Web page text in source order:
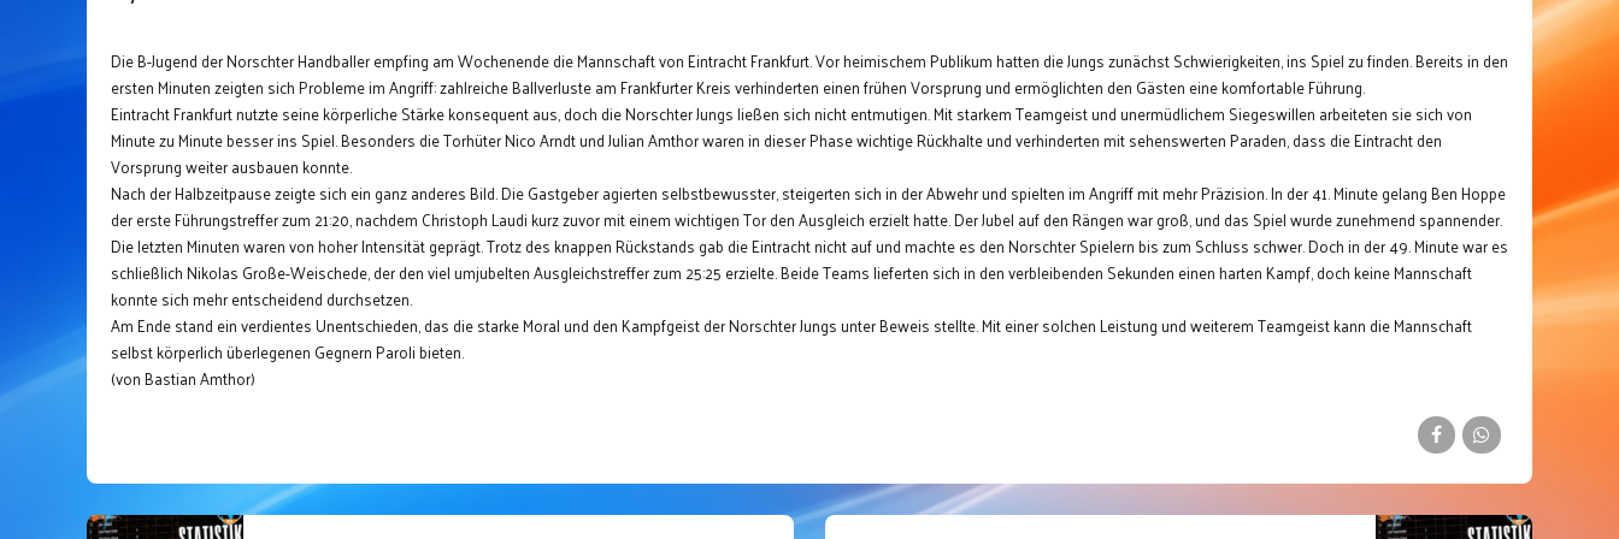
Die B-Jugend der Norschter Handballer empfing am Wochenende die Mannschaft von Eintracht Frankfurt. Vor heimischem Publikum hatten die Jungs zunächst Schwierigkeiten, ins Spiel zu finden. Bereits in den
ersten Minuten zeigten sich Probleme im Angriff: zahlreiche Ballverluste am Frankfurter Kreis verhinderten einen frühen Vorsprung und ermöglichten den Gästen eine komfortable Führung.
Eintracht Frankfurt nutzte seine körperliche Stärke konsequent aus, doch die Norschter Jungs ließen sich nicht entmutigen. Mit starkem Teamgeist und unermüdlichem Siegeswillen arbeiteten sie sich von
Minute zu Minute besser ins Spiel. Besonders die Torhüter Nico Arndt und Julian Amthor waren in dieser Phase wichtige Rückhalte und verhinderten mit sehenswerten Paraden, dass die Eintracht den
Vorsprung weiter ausbauen konnte.
Nach der Halbzeitpause zeigte sich ein ganz anderes Bild. Die Gastgeber agierten selbstbewusster, steigerten sich in der Abwehr und spielten im Angriff mit mehr Präzision. In der 41. Minute gelang Ben Hoppe
der erste Führungstreffer zum 21:20, nachdem Christoph Laudi kurz zuvor mit einem wichtigen Tor den Ausgleich erzielt hatte. Der Jubel auf den Rängen war groß, und das Spiel wurde zunehmend spannender.
Die letzten Minuten waren von hoher Intensität geprägt. Trotz des knappen Rückstands gab die Eintracht nicht auf und machte es den Norschter Spielern bis zum Schluss schwer. Doch in der 49. Minute war es
schließlich Nikolas Große-Weischede, der den viel umjubelten Ausgleichstreffer zum 25:25 erzielte. Beide Teams lieferten sich in den verbleibenden Sekunden einen harten Kampf, doch keine Mannschaft
konnte sich mehr entscheidend durchsetzen.
Am Ende stand ein verdientes Unentschieden, das die starke Moral und den Kampfgeist der Norschter Jungs unter Beweis stellte. Mit einer solchen Leistung und weiterem Teamgeist kann die Mannschaft
selbst körperlich überlegenen Gegnern Parolibieten.
(von Bastian Amthor)